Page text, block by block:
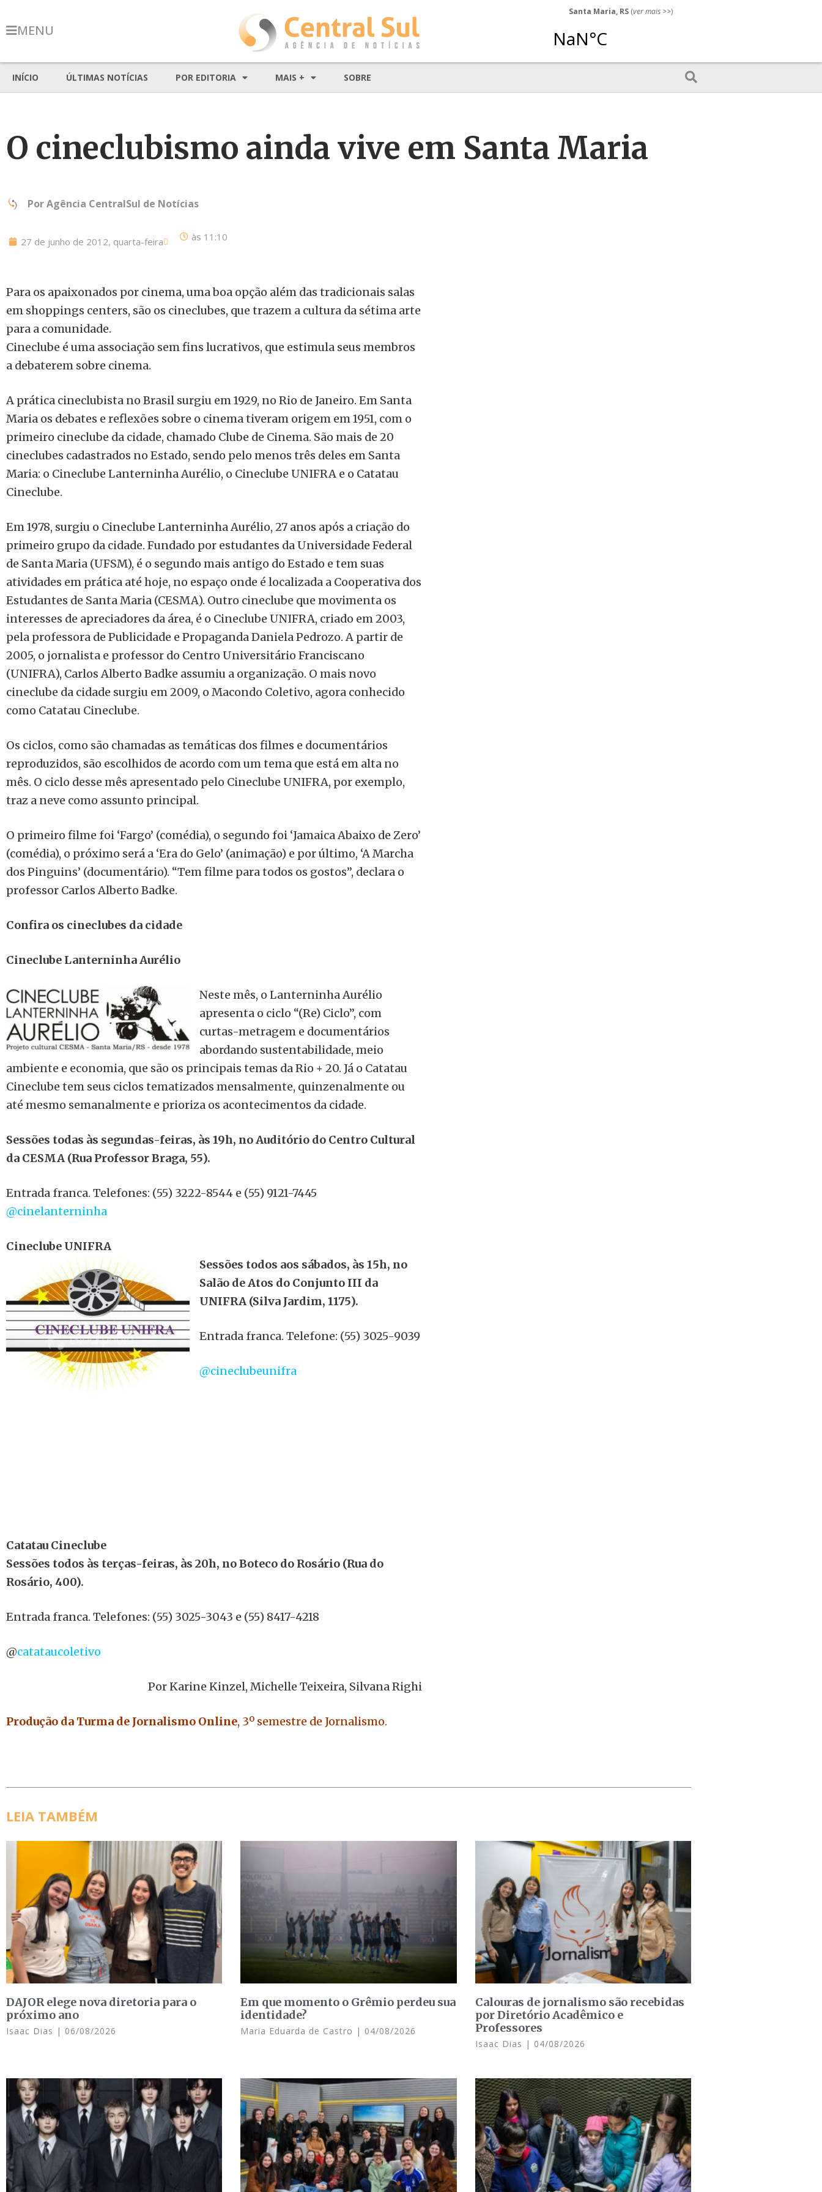
MENU
Santa Maria, RS (ver mais >>)
INÍCIO ÚLTIMAS NOTÍCIAS POR EDITORIA MAIS + SOBRE
O cineclubismo ainda vive em Santa Maria
PorAgência CentralSul de Notícias
27 de junho de 2012, quarta-feira às 11:10
Para os apaixonados por cinema, uma boa opção além das tradicionais salas
em shoppings centers, são os cineclubes, que trazem a cultura da sétima arte
para a comunidade.
Cineclube é uma associação sem fins lucrativos, que estimula seus membros
a debaterem sobre cinema.
A prática cineclubista no Brasil surgiu em 1929, no Rio de Janeiro. Em Santa
Maria os debates e reflexões sobre o cinema tiveram origem em 1951, com o
primeiro cineclube da cidade, chamado Clube de Cinema. São mais de 20
cineclubes cadastrados no Estado, sendo pelo menos três deles em Santa
Maria: o Cineclube Lanterninha Aurélio, o Cineclube UNIFRA e o Catatau
Cineclube.
Em 1978, surgiu o Cineclube Lanterninha Aurélio, 27 anos após a criação do
primeiro grupo da cidade. Fundado por estudantes da Universidade Federal
de Santa Maria (UFSM), é o segundo mais antigo do Estado e tem suas
atividades em prática até hoje, no espaço onde é localizada a Cooperativa dos
Estudantes de Santa Maria (CESMA). Outro cineclube que movimenta os
interesses de apreciadores da área, é o Cineclube UNIFRA, criado em 2003,
pela professora de Publicidade e Propaganda Daniela Pedrozo. A partir de
2005, o jornalista e professor do Centro Universitário Franciscano
(UNIFRA), Carlos Alberto Badke assumiu a organização. O mais novo
cineclube da cidade surgiu em 2009, o Macondo Coletivo, agora conhecido
como Catatau Cineclube.
Os ciclos, como são chamadas as temáticas dos filmes e documentários
reproduzidos, são escolhidos de acordo com um tema que está em alta no
mês. O ciclo desse mês apresentado pelo Cineclube UNIFRA, por exemplo,
traz a neve como assunto principal.
O primeiro filme foi ‘Fargo’ (comédia), o segundo foi ‘Jamaica Abaixo de Zero’
(comédia), o próximo será a ‘Era do Gelo’ (animação) e por último, ‘A Marcha
dos Pinguins’ (documentário). “Tem filme para todos os gostos”, declara o
professor Carlos Alberto Badke.
Confira os cineclubes da cidade
Cineclube Lanterninha Aurélio
Neste mês, o Lanterninha Aurélio
apresenta o ciclo “(Re) Ciclo”, com
curtas-metragem e documentários
abordando sustentabilidade, meio
ambiente e economia, que são os principais temas da Rio + 20. Já o Catatau
Cineclube tem seus ciclos tematizados mensalmente, quinzenalmente ou
até mesmo semanalmente e prioriza os acontecimentos da cidade.
Sessões todas às segundas-feiras, às 19h, no Auditório do Centro Cultural
da CESMA (Rua Professor Braga, 55).
Entrada franca. Telefones: (55) 3222-8544 e (55) 9121-7445
@cinelanterninha
Cineclube UNIFRA
Sessões todos aos sábados, às 15h, no
Salão de Atos do Conjunto III da
UNIFRA (Silva Jardim, 1175).
Entrada franca. Telefone: (55) 3025-9039
@cineclubeunifra
Catatau Cineclube
Sessões todos às terças-feiras, às 20h, no Boteco do Rosário (Rua do
Rosário, 400).
Entrada franca. Telefones: (55) 3025-3043 e (55) 8417-4218
@catataucoletivo
Por Karine Kinzel, Michelle Teixeira, Silvana Righi
Produção da Turma de Jornalismo Online, 3º semestre de Jornalismo.
LEIA TAMBÉM
DAJOR elege nova diretoria para o
próximo ano
Isaac Dias 06/08/2026
Em que momento o Grêmio perdeu sua
identidade?
Maria Eduarda de Castro 04/08/2026
Calouras de jornalismo são recebidas
por Diretório Acadêmico e
Professores
Isaac Dias 04/08/2026